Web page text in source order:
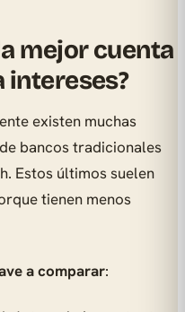
mejor cuenta
intereses?
existen muchas
bancos tradicionales
Estos últimos suelen
tienen menos
a comparar: